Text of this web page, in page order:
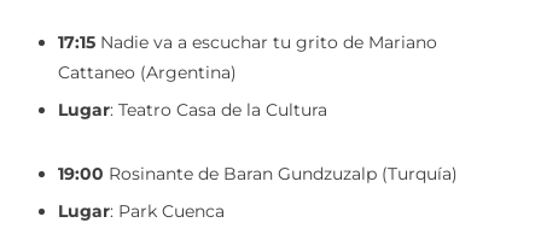
17:15 Nadie va a escuchar tu grito de Mariano
Cattaneo (Argentina)
Lugar: Teatro Casa de la Cultura
19:00 Rosinante de Baran Gundzuzalp (Turquía)
Lugar: Park Cuenca